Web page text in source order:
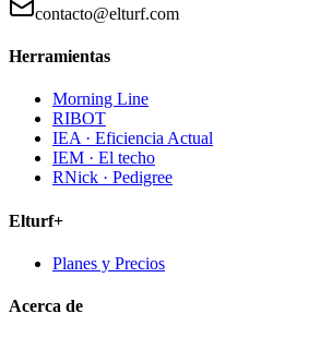
contacto@elturf.com
Herramientas
Morning Line
RIBOT
IEA · Eficiencia Actual
IEM · El techo
RNick · Pedigree
Elturf+
Planes y Precios
Acerca de